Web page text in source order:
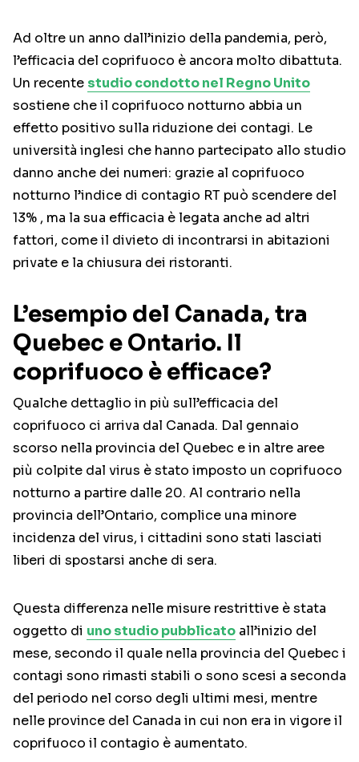
Ad oltre un anno dall’inizio della pandemia, però,
l’efficacia del coprifuoco è ancora molto dibattuta.
Un recente studio condotto nel Regno Unito
sostiene che il coprifuoco notturno abbia un
effetto positivo sulla riduzione dei contagi. Le
università inglesi che hanno partecipato allo studio
danno anche dei numeri: grazie al coprifuoco
notturno l’indice di contagio RT può scendere del
13% , ma la sua efficacia è legata anche ad altri
fattori, come il divieto di incontrarsi in abitazioni
private e la chiusura dei ristoranti.
L’esempio del Canada, tra
Quebec e Ontario. Il
coprifuoco è efficace?
Qualche dettaglio in più sull’efficacia del
coprifuoco ci arriva dal Canada. Dal gennaio
scorso nella provincia del Quebec e in altre aree
più colpite dal virus è stato imposto un coprifuoco
notturno a partire dalle 20. Al contrario nella
provincia dell’Ontario, complice una minore
incidenza del virus, i cittadini sono stati lasciati
liberi di spostarsi anche di sera.
Questa differenza nelle misure restrittive è stata
oggetto di uno studio pubblicato all’inizio del
mese, secondo il quale nella provincia del Quebec i
contagi sono rimasti stabili o sono scesi a seconda
del periodo nel corso degli ultimi mesi, mentre
nelle province del Canada in cui non era in vigore il
coprifuoco il contagio è aumentato.